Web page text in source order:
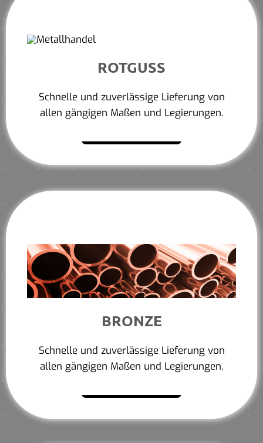
ROTGUSS
Schnelle und zuverlässige Lieferung von
allen gängigen Maßen und Legierungen.
BRONZE
Schnelle und zuverlässige Lieferung von
allen gängigen Maßen und Legierungen.